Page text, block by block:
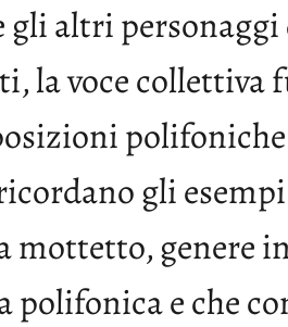
altri
la voce
gli
mottetto, genere
polifonica e che